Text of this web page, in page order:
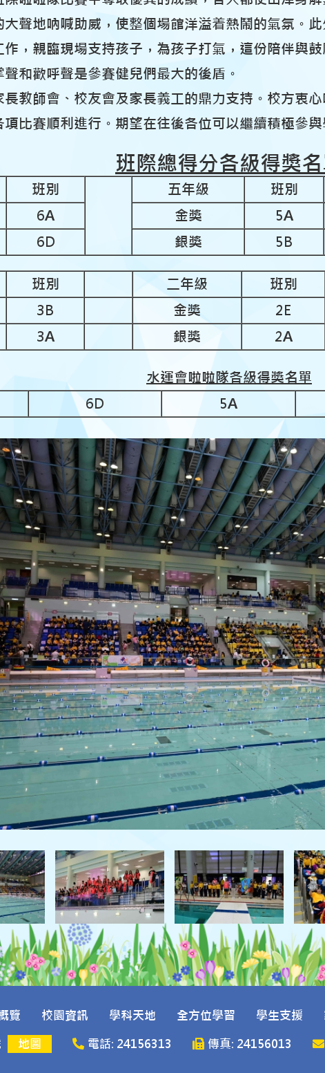
聲地吶喊助威，使整個場館洋溢着熱鬧的氣氛。
，親臨現場支持孩子，為孩子打氣，這份陪伴與
和歡呼聲是參賽健兒們最大的後盾。
教師會、校友會及家長義工的鼎力支持。校方衷
比賽順利進行。期望在往後各位可以繼續積極參
班際總得分各級得獎
班別 五年級 班別
6A 金獎 5A
6D 銀獎 5B
班別 二年級 班別
3B 金獎 2E
3A 銀獎 2A
水運會啦啦隊各級得獎名單
6D 5A
覽 校園資訊 學科天地 全方位學習 學生支援
地圖 電話: 24156313 傳真: 24156013